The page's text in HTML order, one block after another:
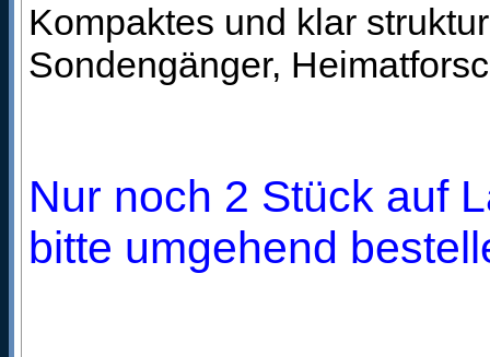
Kompaktes und klar
Sondengänger,
Nur noch 2 Stück auf
bitte umgehend